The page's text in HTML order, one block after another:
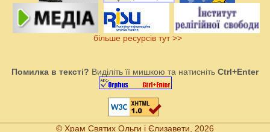
більше ресурсів тут >>
Помилка в тексті? Виділіть її мишкою та натисніть Ctrl+Enter
© Храм Святих Ольги і Єлизавети, 2026